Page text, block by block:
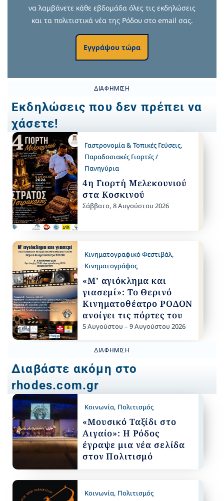
να λαμβάνετε κάθε εβδομάδα όλες τις εκδηλώσεις
και τα πολιτιστικά νέα της Ρόδου στο email σας.
Εγγράψου τώρα
ΔΙΑΦΉΜΙΣΗ
Εκδηλώσεις που δεν πρέπει να
χάσετε!
Γαστρονομία & Τοπικές Γεύσεις,
Παραδοσιακές Γιορτές /
Πανηγύρια
4η Γιορτή Μελεκουνιού
στα Κοσκινού
Σάββατο, 8 Αυγούστου 2026
Κινηματογραφικό Φεστιβάλ,
Κινηματογράφος
«Μ’ αγιόκλημα και
γιασεμί»: Το Θερινό
Κινηματοθέατρο ΡΟΔΟΝ
ανοίγει τις πόρτες του
5 Αυγούστου – 9 Αυγούστου 2026
ΔΙΑΦΉΜΙΣΗ
Διαβάστε ακόμη στο
rhodes.com.gr
Κοινωνία, Πολιτισμός
«Μουσικό Ταξίδι στο
Αιγαίο»: Η Ρόδος
έγραψε μια νέα σελίδα
στον Πολιτισμό
Κοινωνία, Πολιτισμός